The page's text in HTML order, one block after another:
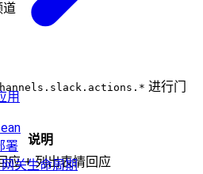
用
署
关生命周期
道
进行门
说明
应 + 列出表情回应